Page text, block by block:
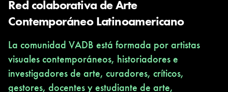
Red colaborativa de Arte
Contemporáneo Latinoamericano
La comunidad VADB está formada por artistas
visuales contemporáneos, historiadores e
investigadores de arte, curadores, críticos,
gestores, docentes y estudiante de arte,